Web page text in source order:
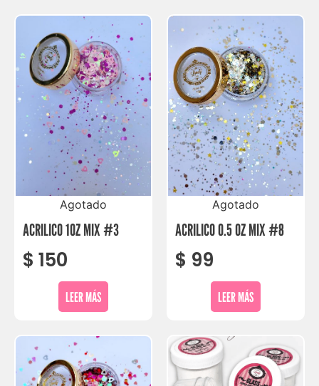
Agotado
ACRILICO 1OZ MIX #3
$ 150
LEER MÁS
Agotado
ACRILICO 0.5 OZ MIX #8
$ 99
LEER MÁS